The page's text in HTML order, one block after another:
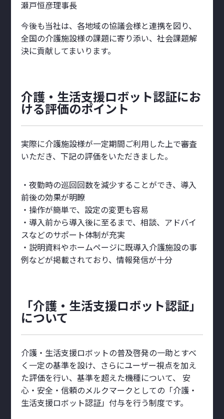
瀬戸恒彦理事長
今後も当社は、各地域の協議会様と連携を図り、
全国の介護施設様の課題に寄り添い、社会課題解
決に貢献してまいります。
介護・生活支援ロボット認証にお
ける評価のポイント
実際に介護施設様が一定期間ご利用した上で審査
いただき、下記の評価をいただきました。
・夜勤時の巡回回数を減少することができ、導入
前後の効果が明瞭
・操作が簡単で、設定の変更も容易
・導入前から導入後に至るまで、相談、アドバイ
スなどのサポート体制が充実
・説明資料やホームページに既導入介護施設の事
例などが掲載されており、情報発信が十分
「介護・生活支援ロボット認証」
について
介護・生活支援ロボットの普及啓発の一助とすべ
く一定の基準を設け、さらにユーザー視点を加え
た評価を行い、基準を超えた機種について、 安
心・安全・信頼のメルクマークとしての「介護・
生活支援ロボット認証」付与を行う制度です。